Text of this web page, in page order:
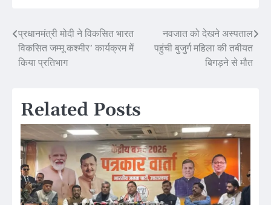
Post
navigation
प्रधानमंत्री मोदी ने विकसित भारत
विकसित जम्मू कश्मीर’ कार्यक्रम में
किया प्रतिभाग
नवजात को देखने अस्पताल
पहुंची बुजुर्ग महिला की तबीयत
बिगड़ने से मौत
Related Posts